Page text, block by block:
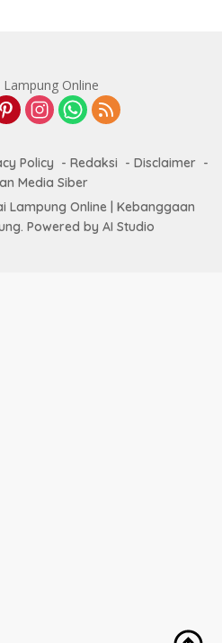
Policy Redaksi
Disclaimer
Media Siber
Lampung Online | Kebanggaan
Powered by AI Studio